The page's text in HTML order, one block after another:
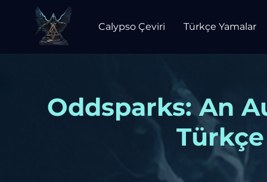
Calypso Çeviri Türkçe Yamalar
Oddsparks: An